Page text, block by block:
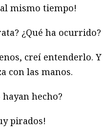
mismo tiempo!
¿Qué ha ocurrido?
creí entenderlo.
con las manos.
hayan hecho?
pirados!